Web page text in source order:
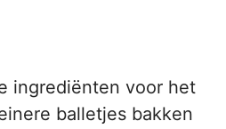
ingrediënten voor het
balletjes bakken